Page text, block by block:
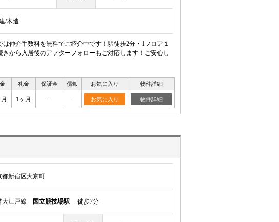
/木造
仲介手数料を無料でご紹介中です！駅徒歩2分・1フロア１
から入居後のアフターフォローもご対応します！ご安心し
礼金 保証金 償却 お気に入り 物件詳細
1ヶ月 - - お気に入り 物件詳細
都新宿区大京町
大江戸線 国立競技場駅 徒歩7分